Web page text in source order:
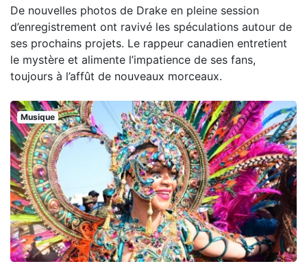
De nouvelles photos de Drake en pleine session
d’enregistrement ont ravivé les spéculations autour de
ses prochains projets. Le rappeur canadien entretient
le mystère et alimente l’impatience de ses fans,
toujours à l’affût de nouveaux morceaux.
Musique